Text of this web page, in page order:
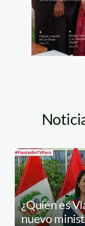
¿Quién es
nuevo